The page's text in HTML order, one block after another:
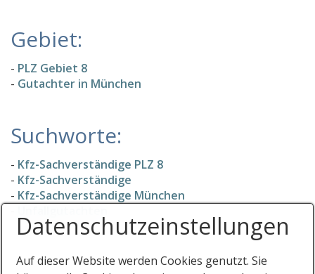
Immobilienkanzlei FREITAG®
Sachverständigenbüro Dipl.-Ing. (FH) Guido Straßer
CONCEPT-GmbH Bausachverständigen- &
Sachverständigenbüro Alexander Laakes
Meine-Renditeimmobilie: Immobilien als Geldanlage
Kfz Sachverständigenbüro Schrogl
Hasenknopf, Franz Sachverständigenbüro für
Nowak Immobilien AG
Gebiet:
- PLZ Gebiet 8
- Gutachter in München
Suchworte:
- Kfz-Sachverständige PLZ 8
- Kfz-Sachverständige
- Kfz-Sachverständige München
Datenschutz­einstellungen
Auf dieser Website werden Cookies genutzt. Sie